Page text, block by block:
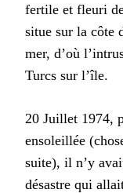
fertile et fleuri
situe sur la côte
mer, d’où
Turcs sur l’île.
20 Juillet 1974,
ensoleillée
suite), il n’y
désastre qui